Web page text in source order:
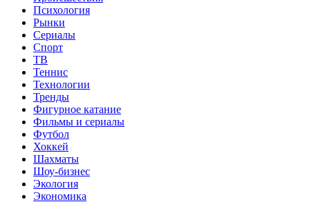
Психология
Рынки
Сериалы
Спорт
ТВ
Теннис
Технологии
Тренды
Фигурное катание
Фильмы и сериалы
Футбол
Хоккей
Шахматы
Шоу-бизнес
Экология
Экономика